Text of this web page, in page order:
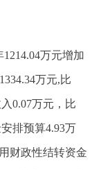
万元增加
万元,比
0.07万元，比
排预算4.93万
财政性结转资金